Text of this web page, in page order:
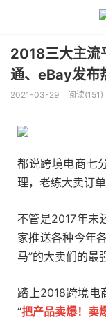
2018三大主流
通、eBay发布
2021-03-29 阅读(151)
都说跨境电商七
理，老练大卖订
不管是2017年末
家推送各种今年
马”的大卖们的最
踏上2018跨境电
“把产品卖爆！卖